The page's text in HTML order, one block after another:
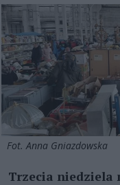
Fot. Anna Gniazdowska
Trzecia niedziela